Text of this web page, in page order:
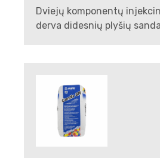
Dviejų komponentų
derva didesnių plyšių